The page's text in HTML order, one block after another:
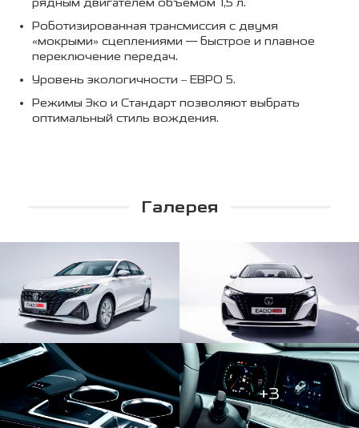
рядным двигателем объёмом 1,5 л.
Роботизированная трансмиссия с двумя
«мокрыми» сцеплениями — быстрое и плавное
переключение передач.
Уровень экологичности – ЕВРО 5.
Режимы Эко и Стандарт позволяют выбрать
оптимальный стиль вождения.
Галерея
+3